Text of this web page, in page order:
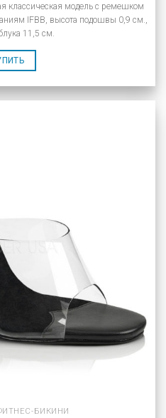
классическая модель с ремешком
IFBB, высота подошвы 0,9 см.,
11,5 см.
БИКИНИ